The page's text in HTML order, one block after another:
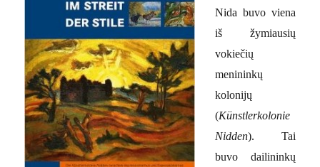
Nida buvo viena
iš žymiausių
vokiečių
menininkų
kolonijų
(Künstlerkolonie
Nidden). Tai
buvo dailininkų